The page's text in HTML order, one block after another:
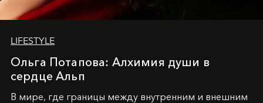
LIFESTYLE
Ольга Потапова: Алхимия души в
сердце Альп
В мире, где границы между внутренним и внешним